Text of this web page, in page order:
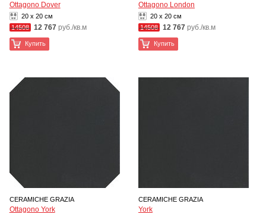
Ottagono Dover
20 x 20 см
14508 12 767 руб./кв.м
Купить
Ottagono London
20 x 20 см
14508 12 767 руб./кв.м
Купить
CERAMICHE GRAZIA
Ottagono York
CERAMICHE GRAZIA
York